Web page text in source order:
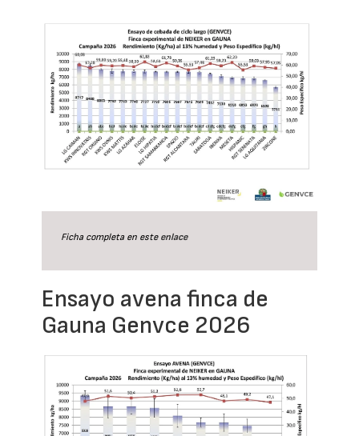
Ficha completa en este enlace
Ensayo avena finca de
Gauna Genvce 2026